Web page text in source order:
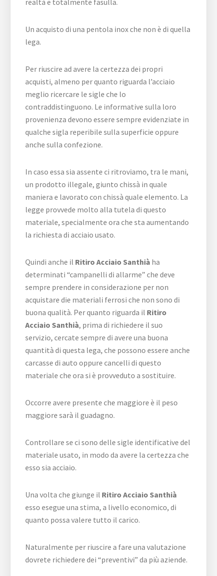
realtà e totalmente fasulla.
Un acquisto di una pentola inox che non è di quella
lega.
Per riuscire ad avere la certezza dei propri
acquisti, almeno per quanto riguarda l’acciaio
meglio ricercare le sigle che lo
contraddistinguono. Le informative sulla loro
provenienza devono essere sempre evidenziate in
qualche sigla reperibile sulla superficie oppure
anche sulla confezione.
In caso essa sia assente ci ritroviamo, tra le mani,
un prodotto illegale, giunto chissà in quale
maniera e lavorato con chissà quale elemento. La
legge provvede molto alla tutela di questo
materiale, specialmente ora che sta aumentando
la richiesta di acciaio usato.
Quindi anche il Ritiro Acciaio Santhià ha
determinati “campanelli di allarme” che deve
sempre prendere in considerazione per non
acquistare die materiali ferrosi che non sono di
buona qualità. Per quanto riguarda il Ritiro
Acciaio Santhià, prima di richiedere il suo
servizio, cercate sempre di avere una buona
quantità di questa lega, che possono essere anche
carcasse di auto oppure cancelli di questo
materiale che ora si è provveduto a sostituire.
Occorre avere presente che maggiore è il peso
maggiore sarà il guadagno.
Controllare se ci sono delle sigle identificative del
materiale usato, in modo da avere la certezza che
esso sia acciaio.
Una volta che giunge il Ritiro Acciaio Santhià
esso esegue una stima, a livello economico, di
quanto possa valere tutto il carico.
Naturalmente per riuscire a fare una valutazione
dovrete richiedere dei “preventivi” da più aziende.